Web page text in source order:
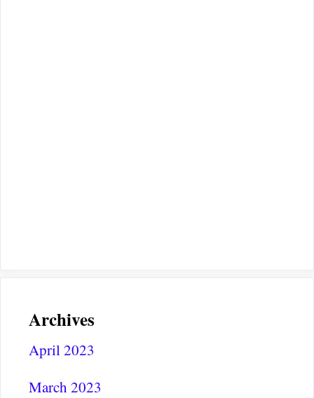
Archives
April 2023
March 2023